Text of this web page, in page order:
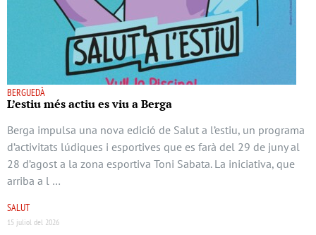
BERGUEDÀ
L’estiu més actiu es viu a Berga
Berga impulsa una nova edició de Salut a l’estiu, un programa
d’activitats lúdiques i esportives que es farà del 29 de juny al
28 d’agost a la zona esportiva Toni Sabata. La iniciativa, que
arriba a l …
SALUT
15 juliol del 2026